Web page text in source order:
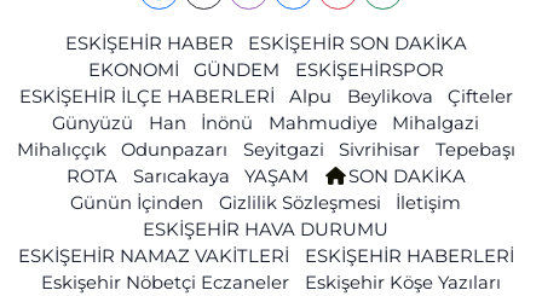
ESKİŞEHİR HABER
ESKİŞEHİR SON DAKİKA
EKONOMİ
GÜNDEM
ESKİŞEHİRSPOR
ESKİŞEHİR İLÇE HABERLERİ
Alpu Beylikova
Çifteler
Günyüzü
Han İnönü Mahmudiye
Mihalgazi
Mihalıççık
Odunpazarı Seyitgazi Sivrihisar
Tepebaşı
ROTA
Sarıcakaya YAŞAM
SON DAKİKA
Günün İçinden
Gizlilik Sözleşmesi
İletişim
ESKİŞEHİR HAVA DURUMU
ESKİŞEHİR NAMAZ VAKİTLERİ
ESKİŞEHİR HABERLERİ
Eskişehir Nöbetçi Eczaneler
Eskişehir Köşe Yazıları